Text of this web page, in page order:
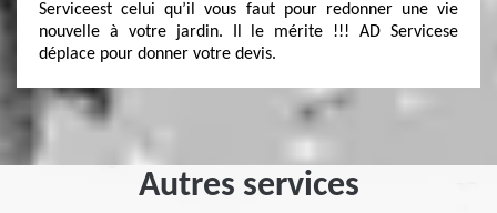
Serviceest celui qu’il vous faut pour redonner une vie
nouvelle à votre jardin. Il le mérite !!! AD Servicese
déplace pour donner votre devis.
Autres services